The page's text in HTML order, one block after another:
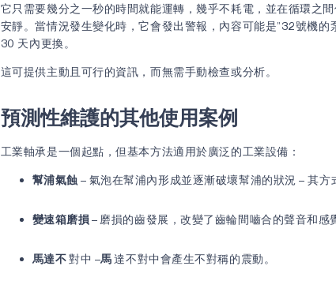
它只需要幾分之一秒的時間就能運轉，幾乎不耗電，並在循環之
安靜。當情況發生變化時，它會發出警報，內容可能是”32號機
30 天內更換。
這可提供主動且可行的資訊，而無需手動檢查或分析。
預測性維護的其他使用案例
工業軸承是一個起點，但基本方法適用於廣泛的工業設備：
幫浦氣蝕 – 氣泡在幫浦內形成並逐漸破壞幫浦的狀況 – 其方
變速箱磨損– 磨損的齒發展，改變了齒輪間嚙合的聲音和感
馬達不對中 –馬達不對中會產生不對稱的震動。